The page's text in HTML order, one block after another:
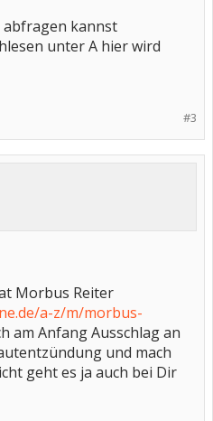
kannst
unter A hier wird
#3
Morbus Reiter
a-z/m/morbus-
am Anfang Ausschlag an
und mach
geht es ja auch bei Dir